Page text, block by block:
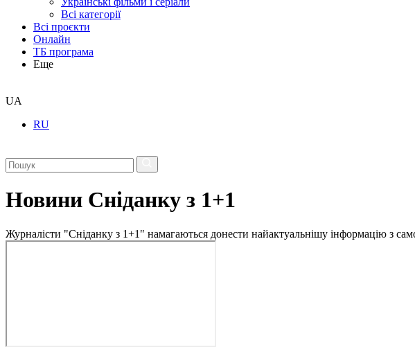
Всі категорії
Всі проєкти
Онлайн
ТБ програма
Еще
UA
RU
Новини Сніданку з 1+1
Журналісти "Сніданку з 1+1" намагаються донести найактуальнішу інформацію з